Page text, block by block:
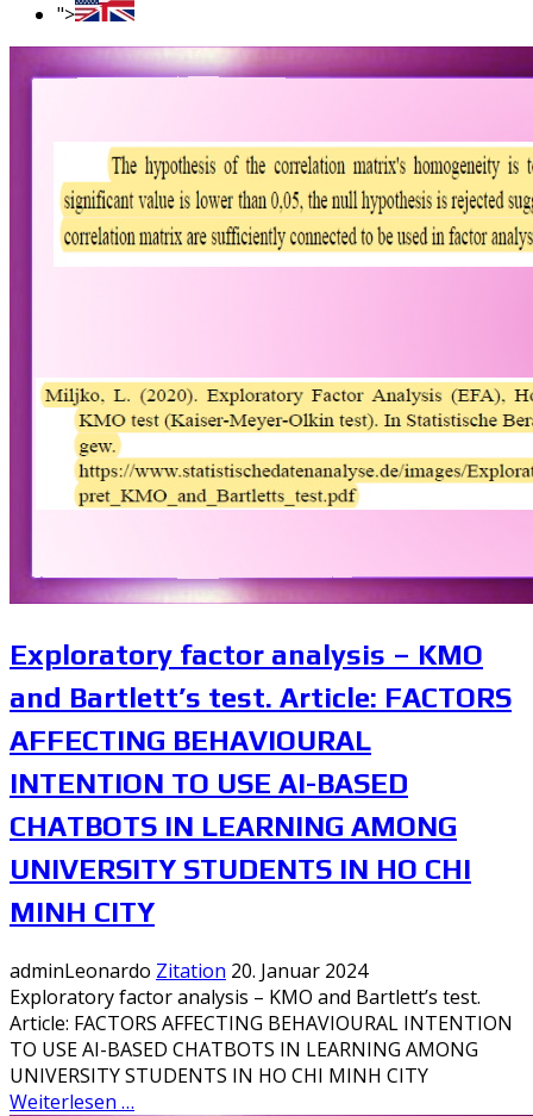
">
Exploratory factor analysis – KMO
and Bartlett’s test. Article: FACTORS
AFFECTING BEHAVIOURAL
INTENTION TO USE AI-BASED
CHATBOTS IN LEARNING AMONG
UNIVERSITY STUDENTS IN HO CHI
MINH CITY
adminLeonardo Zitation 20. Januar 2024
Exploratory factor analysis – KMO and Bartlett’s test.
Article: FACTORS AFFECTING BEHAVIOURAL INTENTION
TO USE AI-BASED CHATBOTS IN LEARNING AMONG
UNIVERSITY STUDENTS IN HO CHI MINH CITY
Weiterlesen …